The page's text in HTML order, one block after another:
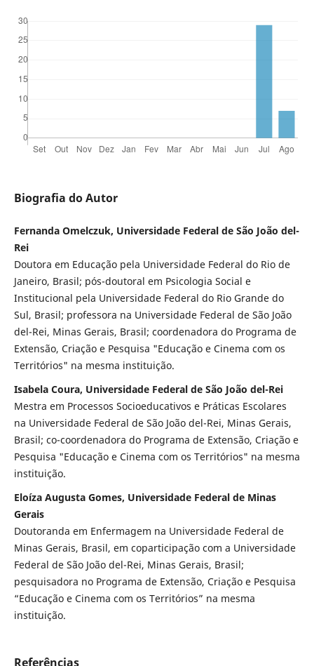
Biografia do Autor
Fernanda Omelczuk, Universidade Federal de São João del-
Rei
Doutora em Educação pela Universidade Federal do Rio de
Janeiro, Brasil; pós-doutoral em Psicologia Social e
Institucional pela Universidade Federal do Rio Grande do
Sul, Brasil; professora na Universidade Federal de São João
del-Rei, Minas Gerais, Brasil; coordenadora do Programa de
Extensão, Criação e Pesquisa "Educação e Cinema com os
Territórios" na mesma instituição.
Isabela Coura, Universidade Federal de São João del-Rei
Mestra em Processos Socioeducativos e Práticas Escolares
na Universidade Federal de São João del-Rei, Minas Gerais,
Brasil; co-coordenadora do Programa de Extensão, Criação e
Pesquisa "Educação e Cinema com os Territórios" na mesma
instituição.
Eloíza Augusta Gomes, Universidade Federal de Minas
Gerais
Doutoranda em Enfermagem na Universidade Federal de
Minas Gerais, Brasil, em coparticipação com a Universidade
Federal de São João del-Rei, Minas Gerais, Brasil;
pesquisadora no Programa de Extensão, Criação e Pesquisa
“Educação e Cinema com os Territórios” na mesma
instituição.
Referências